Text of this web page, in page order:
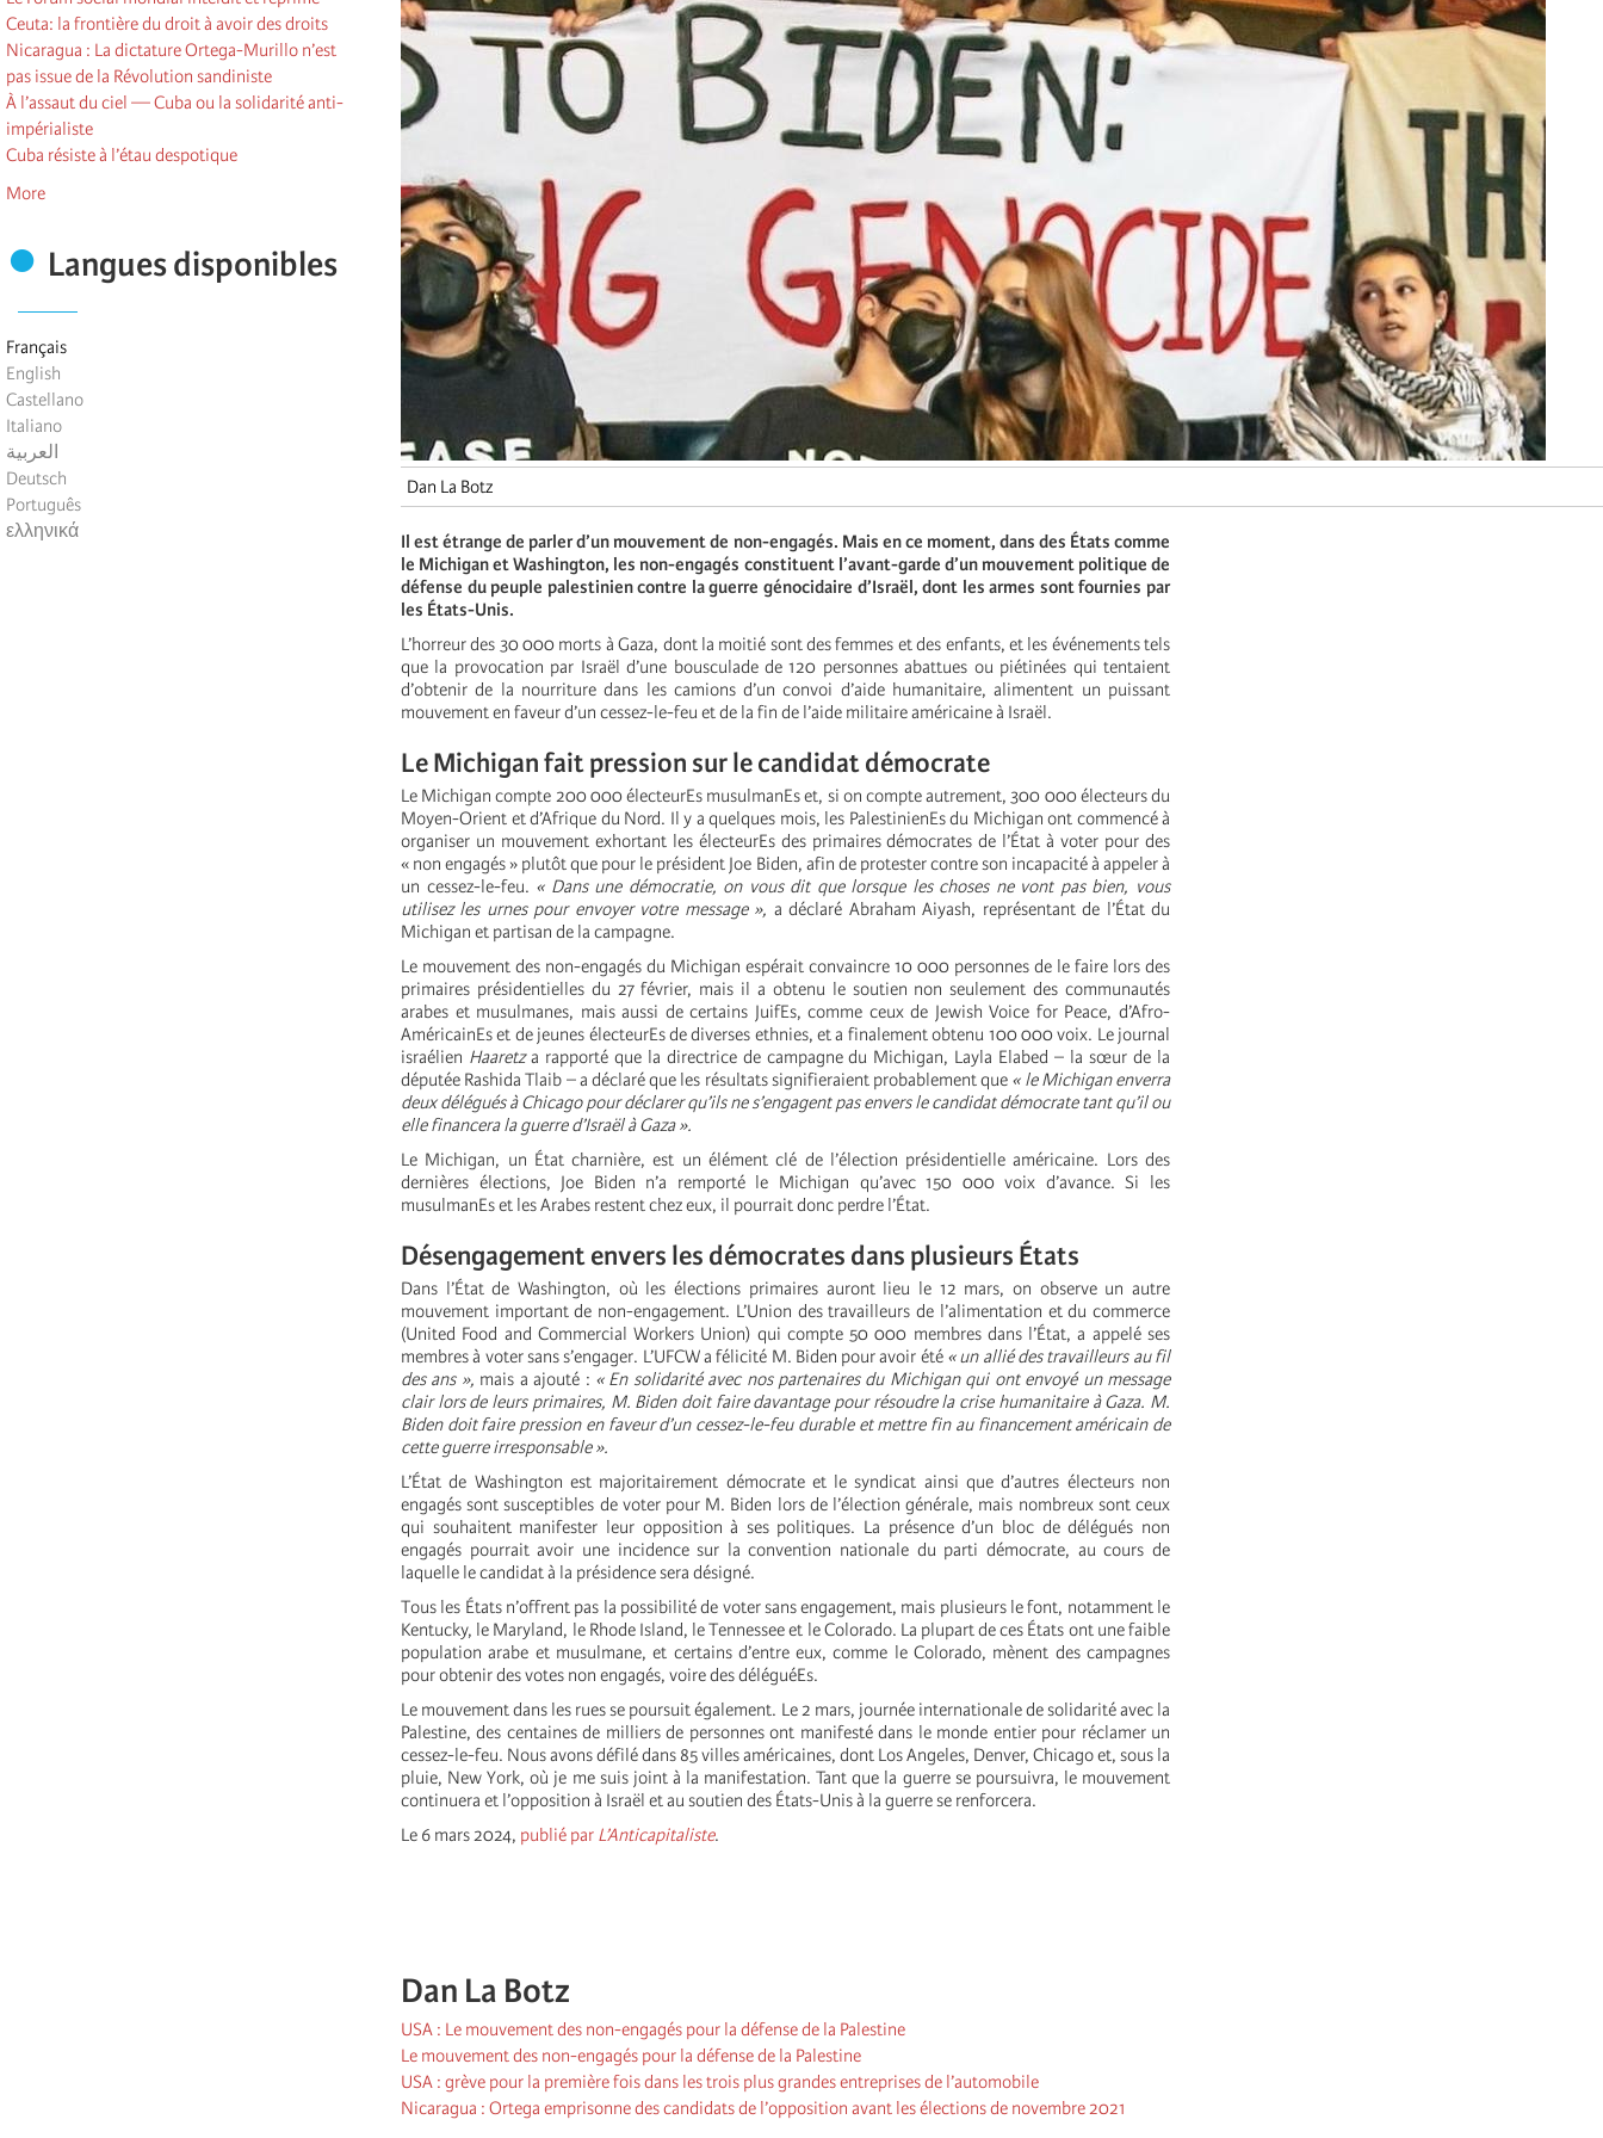
Ceuta: la frontière du droit à avoir des droits
Nicaragua : La dictature Ortega-Murillo n’est
pas issue de la Révolution sandiniste
À l’assaut du ciel — Cuba ou la solidarité anti-
impérialiste
Cuba résiste à l’étau despotique
More
Langues disponibles
Français
English
Castellano
Italiano
العربية
Deutsch
Português
ελληνικά
Dan La Botz
Il est étrange de parler d’un mouvement de non-engagés. Mais en ce moment, dans des États comme
le Michigan et Washington, les non-engagés constituent l’avant-garde d’un mouvement politique de
défense du peuple palestinien contre la guerre génocidaire d’Israël, dont les armes sont fournies par
les États-Unis.
L’horreur des 30 000 morts à Gaza, dont la moitié sont des femmes et des enfants, et les événements tels
que la provocation par Israël d’une bousculade de 120 personnes abattues ou piétinées qui tentaient
d’obtenir de la nourriture dans les camions d’un convoi d’aide humanitaire, alimentent un puissant
mouvement en faveur d’un cessez-le-feu et de la fin de l’aide militaire américaine à Israël.
Le Michigan fait pression sur le candidat démocrate
Le Michigan compte 200 000 électeurEs musulmanEs et, si on compte autrement, 300 000 électeurs du
Moyen-Orient et d’Afrique du Nord. Il y a quelques mois, les PalestinienEs du Michigan ont commencé à
organiser un mouvement exhortant les électeurEs des primaires démocrates de l’État à voter pour des
« non engagés » plutôt que pour le président Joe Biden, afin de protester contre son incapacité à appeler à
un cessez-le-feu. « Dans une démocratie, on vous dit que lorsque les choses ne vont pas bien, vous
utilisez les urnes pour envoyer votre message », a déclaré Abraham Aiyash, représentant de l’État du
Michigan et partisan de la campagne.
Le mouvement des non-engagés du Michigan espérait convaincre 10 000 personnes de le faire lors des
primaires présidentielles du 27 février, mais il a obtenu le soutien non seulement des communautés
arabes et musulmanes, mais aussi de certains JuifEs, comme ceux de Jewish Voice for Peace, d’Afro-
AméricainEs et de jeunes électeurEs de diverses ethnies, et a finalement obtenu 100 000 voix. Le journal
israélien Haaretza rapporté que la directrice de campagne du Michigan, Layla Elabed – la sœur de la
députée Rashida Tlaib – a déclaré que les résultats signifieraient probablement que « le Michigan enverra
deux délégués à Chicago pour déclarer qu’ils ne s’engagent pas envers le candidat démocrate tant qu’il ou
elle financera la guerre d’Israël à Gaza ».
Le Michigan, un État charnière, est un élément clé de l’élection présidentielle américaine. Lors des
dernières élections, Joe Biden n’a remporté le Michigan qu’avec 150 000 voix d’avance. Si les
musulmanEs et les Arabes restent chez eux, il pourrait donc perdre l’État.
Désengagement envers les démocrates dans plusieurs États
Dans l’État de Washington, où les élections primaires auront lieu le 12 mars, on observe un autre
mouvement important de non-engagement. L’Union des travailleurs de l’alimentation et du commerce
(United Food and Commercial Workers Union) qui compte 50 000 membres dans l’État, a appelé ses
membres à voter sans s’engager. L’UFCW a félicité M. Biden pour avoir été « un allié des travailleurs au fil
des ans », mais a ajouté : « En solidarité avec nos partenaires du Michigan qui ont envoyé un message
clair lors de leurs primaires, M. Biden doit faire davantage pour résoudre la crise humanitaire à Gaza. M.
Biden doit faire pression en faveur d’un cessez-le-feu durable et mettre fin au financement américain de
cette guerre irresponsable ».
L’État de Washington est majoritairement démocrate et le syndicat ainsi que d’autres électeurs non
engagés sont susceptibles de voter pour M. Biden lors de l’élection générale, mais nombreux sont ceux
qui souhaitent manifester leur opposition à ses politiques. La présence d’un bloc de délégués non
engagés pourrait avoir une incidence sur la convention nationale du parti démocrate, au cours de
laquelle le candidat à la présidence sera désigné.
Tous les États n’offrent pas la possibilité de voter sans engagement, mais plusieurs le font, notamment le
Kentucky, le Maryland, le Rhode Island, le Tennessee et le Colorado. La plupart de ces États ont une faible
population arabe et musulmane, et certains d’entre eux, comme le Colorado, mènent des campagnes
pour obtenir des votes non engagés, voire des déléguéEs.
Le mouvement dans les rues se poursuit également. Le 2 mars, journée internationale de solidarité avec la
Palestine, des centaines de milliers de personnes ont manifesté dans le monde entier pour réclamer un
cessez-le-feu. Nous avons défilé dans 85 villes américaines, dont Los Angeles, Denver, Chicago et, sous la
pluie, New York, où je me suis joint à la manifestation. Tant que la guerre se poursuivra, le mouvement
continuera et l’opposition à Israël et au soutien des États-Unis à la guerre se renforcera.
Le 6 mars 2024, publié par L’Anticapitaliste.
Dan La Botz
USA : Le mouvement des non-engagés pour la défense de la Palestine
Le mouvement des non-engagés pour la défense de la Palestine
USA : grève pour la première fois dans les trois plus grandes entreprises de l’automobile
Nicaragua : Ortega emprisonne des candidats de l’opposition avant les élections de novembre 2021